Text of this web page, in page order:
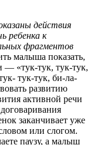
действия
ребенка к
фрагментов
малыша показать,
— «тук-тук, тук-тук,
тук-тук, би-ла-
развитию
активной речи
заканчивает уже
или слогом.
паузу, а малыш